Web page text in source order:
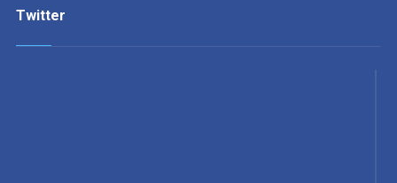
Twitter